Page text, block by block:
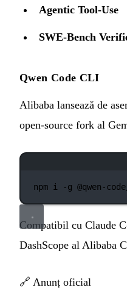
Agentic Tool-Use
SWE-Bench
Qwen Code CLI
Alibaba lansează de
open-source fork al
npm i -g @qwen-
Compatibil cu Claude
DashScope al Alibaba
🔗 Anunț oficial